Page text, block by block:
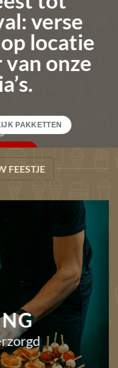
FEESTJE